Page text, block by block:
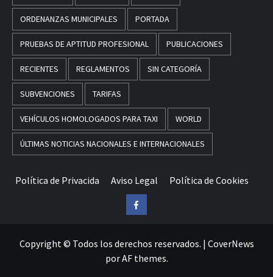
ORDENANZAS MUNICIPALES PORTADA
PRUEBAS DE APTITUD PROFESIONAL PUBLICACIONES
RECIENTES REGLAMENTOS SIN CATEGORÍA
SUBVENCIONES TARIFAS
VEHÍCULOS HOMOLOGADOS PARA TAXI WORLD
ÚLTIMAS NOTICIAS NACIONALES E INTERNACIONALES
Política de Privacida Aviso Legal Política de Cookies
Facebook
Copyright © Todos los derechos reservados. | CoverNews
por AF themes.